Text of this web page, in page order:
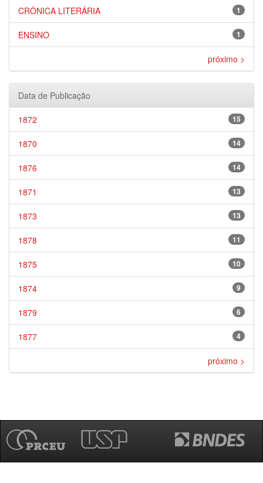
1
CRÔNICA LITERÁRIA
1
ENSINO
próximo >
Data de Publicação
15
1872
14
1870
14
1876
13
1871
13
1873
11
1878
10
1875
9
1874
6
1879
4
1877
próximo >